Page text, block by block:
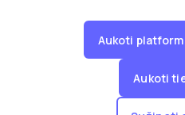
Aukoti
Aukoti